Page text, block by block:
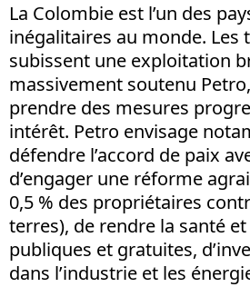
La Colombie est l’un des
inégalitaires au monde. Les
subissent une exploitation
massivement soutenu
prendre des mesures
intérêt. Petro envisage
défendre l’accord de paix
d’engager une réforme
0,5 % des propriétaires
terres), de rendre la santé et
publiques et gratuites,
dans l’industrie et les